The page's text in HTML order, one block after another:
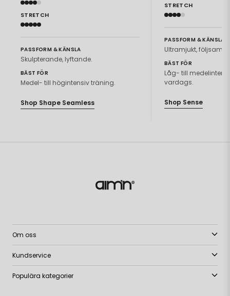
STRETCH
PASSFORM & KÄNSLA
Skulpterande, lyftande.
BÄST FÖR
Medel- till högintensiv träning.
Shop Shape Seamless
STRETCH
PASSFORM & KÄNSLA
Ultramjukt, följsamt.
BÄST FÖR
Låg- till
vardags.
Shop Sense
Om oss
Kundservice
Populära kategorier